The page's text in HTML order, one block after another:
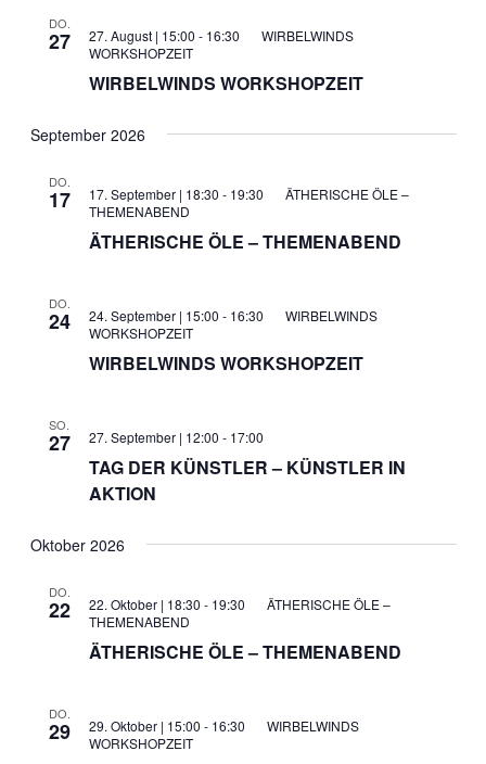
DO.
27
WIRBELWINDS WORKSHOPZEIT
27. August | 15:00 - 16:30
WIRBELWINDS
WORKSHOPZEIT
September 2026
DO.
17
ÄTHERISCHE ÖLE – THEMENABEND
17. September | 18:30 - 19:30
ÄTHERISCHE ÖLE –
THEMENABEND
DO.
24
WIRBELWINDS WORKSHOPZEIT
24. September | 15:00 - 16:30
WIRBELWINDS
WORKSHOPZEIT
SO.
27
TAG DER KÜNSTLER – KÜNSTLER IN
AKTION
27. September | 12:00 - 17:00
Oktober 2026
DO.
22
ÄTHERISCHE ÖLE – THEMENABEND
22. Oktober | 18:30 - 19:30
ÄTHERISCHE ÖLE –
THEMENABEND
DO.
29 29. Oktober | 15:00 - 16:30
WIRBELWINDS
WORKSHOPZEIT